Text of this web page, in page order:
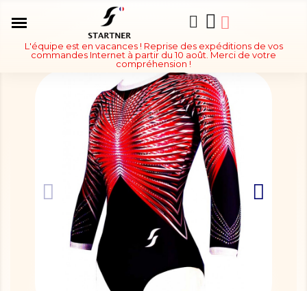
L'équipe est en vacances ! Reprise des expéditions de vos
commandes Internet à partir du 10 août. Merci de votre
compréhension !